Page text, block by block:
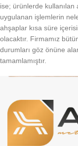
ise; ürünlerde kullanılan
uygulanan işlemlerin
ahşaplar kısa süre
olacaktır. Firmamız
durumları göz önüne
tamamlamıştır.